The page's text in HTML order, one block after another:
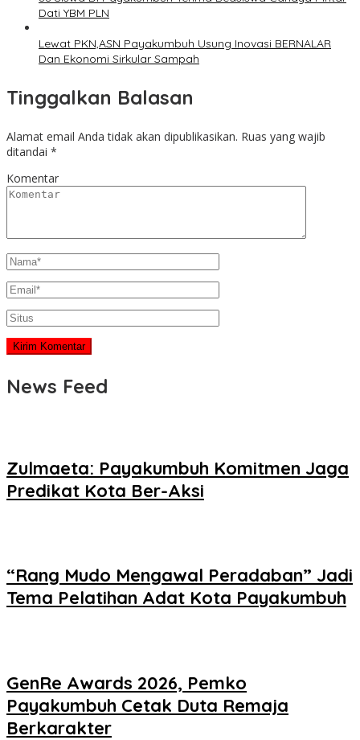
Dati YBM PLN
Lewat PKN,ASN Payakumbuh Usung Inovasi BERNALAR
Dan Ekonomi Sirkular Sampah
Tinggalkan Balasan
Alamat email Anda tidak akan dipublikasikan. Ruas yang wajib
ditandai *
Komentar
News Feed
Zulmaeta: Payakumbuh Komitmen Jaga
Predikat Kota Ber-Aksi
“Rang Mudo Mengawal Peradaban” Jadi
Tema Pelatihan Adat Kota Payakumbuh
GenRe Awards 2026, Pemko
Payakumbuh Cetak Duta Remaja
Berkarakter